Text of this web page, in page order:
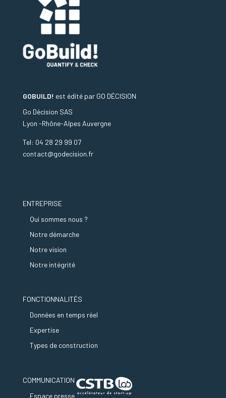
GOBUILD! est édité par GO DÉCISION
Go Décision SAS
Lyon -Rhône-Alpes Auvergne
Tel: 04 28 29 99 07
contact@godecision.fr
ENTREPRISE
Qui sommes nous ?
Notre démarche
Notre vision
Notre intégrité
FONCTIONNALITÉS
Données en temps réel
Expertise
Types de construction
COMMUNICATION
Espace presse